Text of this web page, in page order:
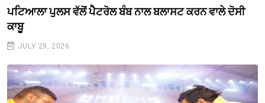
ਪਟਿਆਲਾ ਪੁਲਸ ਵੱਲੋਂ ਪੈਟਰੋਲ ਬੰਬ ਨਾਲ ਬਲਾਸਟ ਕਰਨ ਵਾਲੇ ਦੋਸੀ
ਕਾਬੂ
JULY 29, 2026